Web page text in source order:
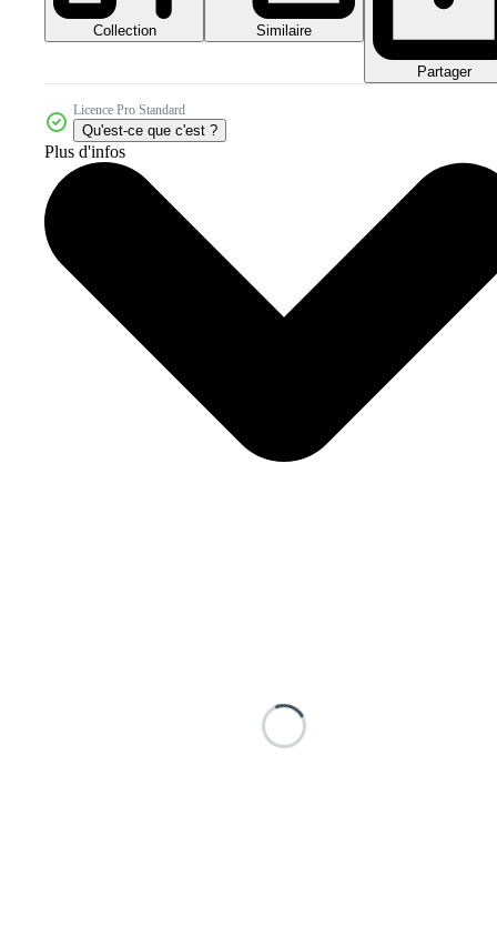
Collection Similaire
Partager
Licence Pro Standard
Qu'est-ce que c'est ?
Plus d'infos